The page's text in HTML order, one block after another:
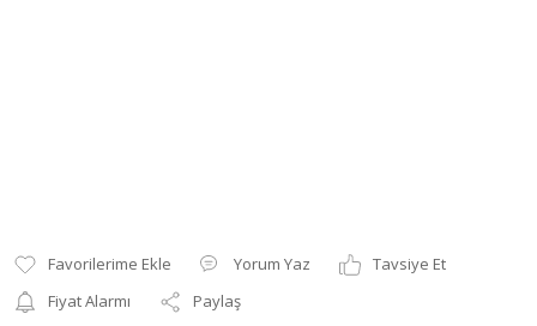
Yorum Yaz
Tavsiye Et
Fiyat Alarmı
Paylaş